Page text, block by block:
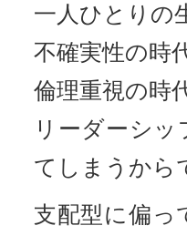
一人ひとりの
不確実性の時
倫理重視の時
リーダーシ
てしまうから
支配型に偏っ